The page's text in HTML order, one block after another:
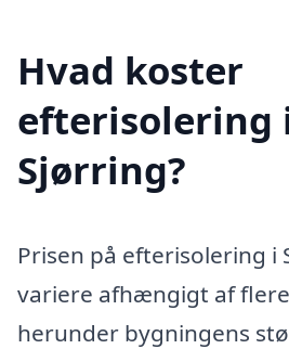
Hvad koster
efterisolering
Sjørring?
Prisen på efterisolering i
variere afhængigt af
herunder bygningens